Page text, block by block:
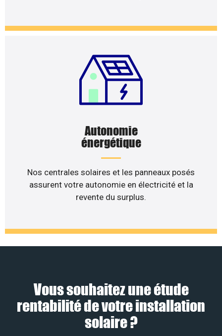
Autonomie
énergétique
Nos centrales solaires et les panneaux posés
assurent votre autonomie en électricité et la
revente du surplus.
Vous souhaitez une étude
rentabilité de votre installation
solaire ?